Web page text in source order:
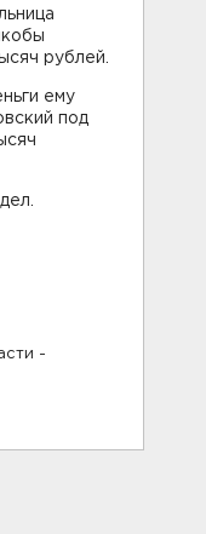
рублей.
ему
под
-